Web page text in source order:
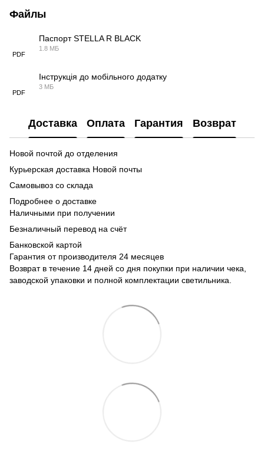
Файлы
PDF
Паспорт STELLA R BLACK
1.8 МБ
PDF
Інструкція до мобільного додатку
3 МБ
Доставка Оплата Гарантия Возврат
Новой почтой до отделения
Курьерская доставка Новой почты
Самовывоз со склада
Подробнее о доставке
Наличными при получении
Безналичный перевод на счёт
Банковской картой
Гарантия от производителя 24 месяцев
Возврат в течение 14 дней со дня покупки при наличии чека,
заводской упаковки и полной комплектации светильника.